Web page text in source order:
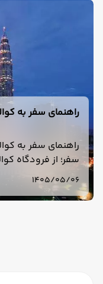
راهنمای سفر به
راهنمای سفر به
سفر؛ از فرودگاه
و کوالالامپور
هزینه، هتل،
1405/05/06